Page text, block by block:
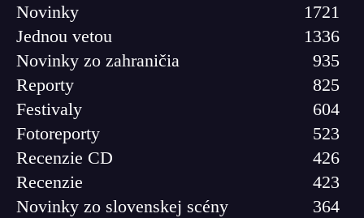
Novinky
1721
Jednou vetou
1336
Novinky zo zahraničia
935
Reporty
825
Festivaly
604
Fotoreporty
523
Recenzie CD
426
Recenzie
423
Novinky zo slovenskej scény
364